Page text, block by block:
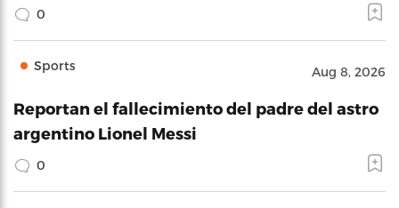
0
Sports Aug 8, 2026
Reportan el fallecimiento del padre del astro
argentino Lionel Messi
0